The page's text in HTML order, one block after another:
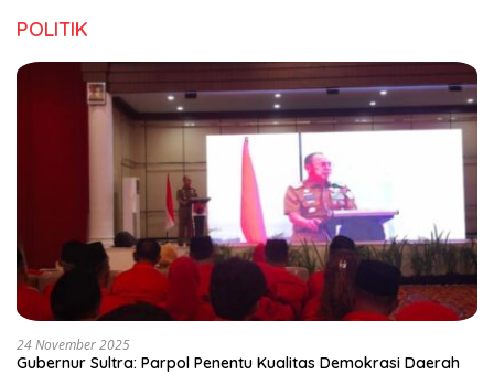
POLITIK
24 November 2025
Gubernur Sultra: Parpol Penentu Kualitas Demokrasi Daerah